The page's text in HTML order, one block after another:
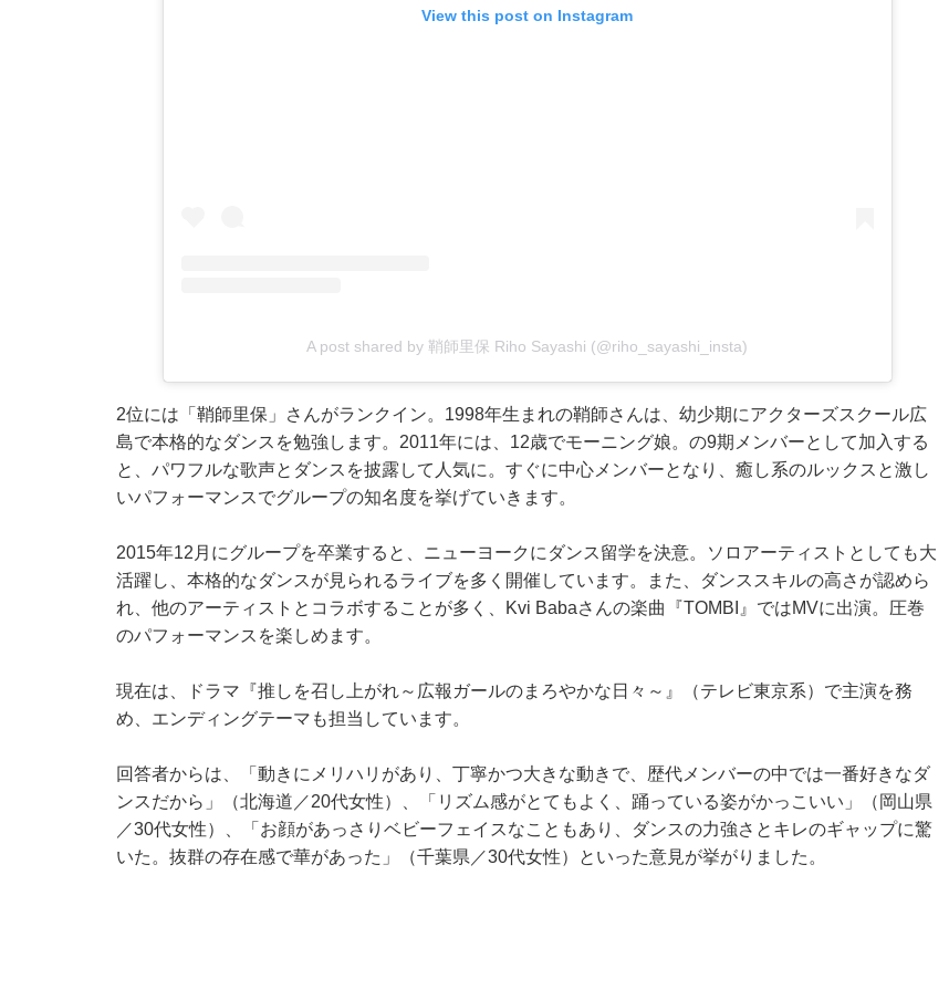
View this post on Instagram
A post shared by 鞘師里保 Riho Sayashi (@riho_sayashi_insta)
2位には「鞘師里保」さんがランクイン。1998年生まれの鞘師さんは、幼少期にアクターズスクール広
島で本格的なダンスを勉強します。2011年には、12歳でモーニング娘。の9期メンバーとして加入する
と、パワフルな歌声とダンスを披露して人気に。すぐに中心メンバーとなり、癒し系のルックスと激し
いパフォーマンスでグループの知名度を挙げていきます。
2015年12月にグループを卒業すると、ニューヨークにダンス留学を決意。ソロアーティストとしても大
活躍し、本格的なダンスが見られるライブを多く開催しています。また、ダンススキルの高さが認めら
れ、他のアーティストとコラボすることが多く、Kvi Babaさんの楽曲『TOMBI』ではMVに出演。圧巻
のパフォーマンスを楽しめます。
現在は、ドラマ『推しを召し上がれ～広報ガールのまろやかな日々～』（テレビ東京系）で主演を務
め、エンディングテーマも担当しています。
回答者からは、「動きにメリハリがあり、丁寧かつ大きな動きで、歴代メンバーの中では一番好きなダ
ンスだから」（北海道／20代女性）、「リズム感がとてもよく、踊っている姿がかっこいい」（岡山県
／30代女性）、「お顔があっさりベビーフェイスなこともあり、ダンスの力強さとキレのギャップに驚
いた。抜群の存在感で華があった」（千葉県／30代女性）といった意見が挙がりました。